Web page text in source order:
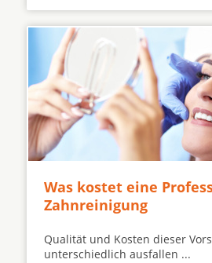
Was kostet eine
Zahnreinigung
Qualität und Kosten dieser
unterschiedlich ausfallen ...